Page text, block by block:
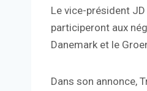
Le vice-président
participeront aux
Danemark et le
Dans son annonce,